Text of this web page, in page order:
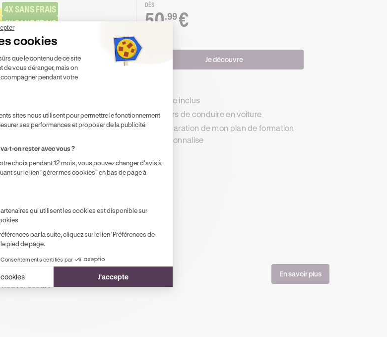
4X SANS FRAIS
4X SANS FRAIS
-100€
Je découvre
de conduite en voiture
aux modules de formation
préalable de 2h
à l'examen le jour J
de paiement en 2, 3 ou 4x
DÈS
50.99€
Je découvre
Code inclus
Cours de conduire en voiture
Préparation de mon plan de formation
personnalise
essai !
En savoir plus
cookies
de Gestion du Consentement : Personnalisez vos Options
que le contenu de ce site
de vous déranger, mais on
pendant votre
sites nous utilisent pour permettre le fonctionnement
ses performances et proposer de la publicité
t-on rester avec vous ?
choix pendant 12 mois, vous pouvez changer d'avis à
sur le lien "gérer mes cookies" en bas de page à
qui utilisent les cookies est disponible sur
par la suite, cliquez sur le lien 'Préférences de
pied de page.
Consentements certifiés par
J'accepte
Axeptio consent